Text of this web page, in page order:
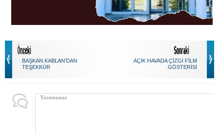
BAŞKAN KABLAN'DAN
TEŞEKKÜR
AÇIK HAVADA ÇİZGİ FİLM
GÖSTERİSİ